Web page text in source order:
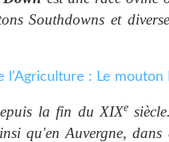
Southdowns et
la fin du XIXe
qu'en Auvergne, dans